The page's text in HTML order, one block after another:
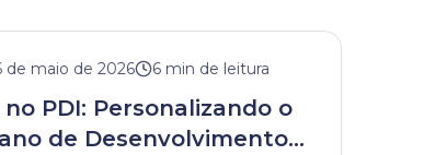
de maio de 2026 6 min de leitura
no PDI: Personalizando o
de Desenvolvimento